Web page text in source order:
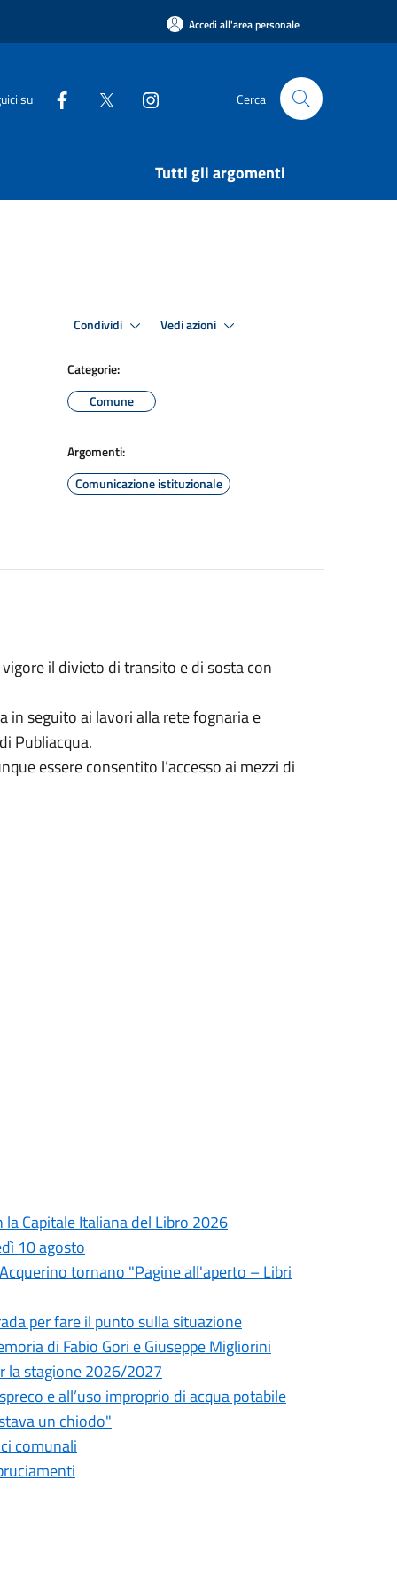
Accedi all'area personale
su Cerca
Tutti gli argomenti
Condividi Vedi azioni
Categorie:
Comune
Argomenti:
Comunicazione istituzionale
il divieto di transito e di sosta con
seguito ai lavori alla rete fognaria e
Publiacqua.
essere consentito l’accesso ai mezzi di
Capitale Italiana del Libro 2026
10 agosto
tornano "Pagine all'aperto – Libri
per fare il punto sulla situazione
di Fabio Gori e Giuseppe Migliorini
la stagione 2026/2027
e all’uso improprio di acqua potabile
un chiodo"
comunali